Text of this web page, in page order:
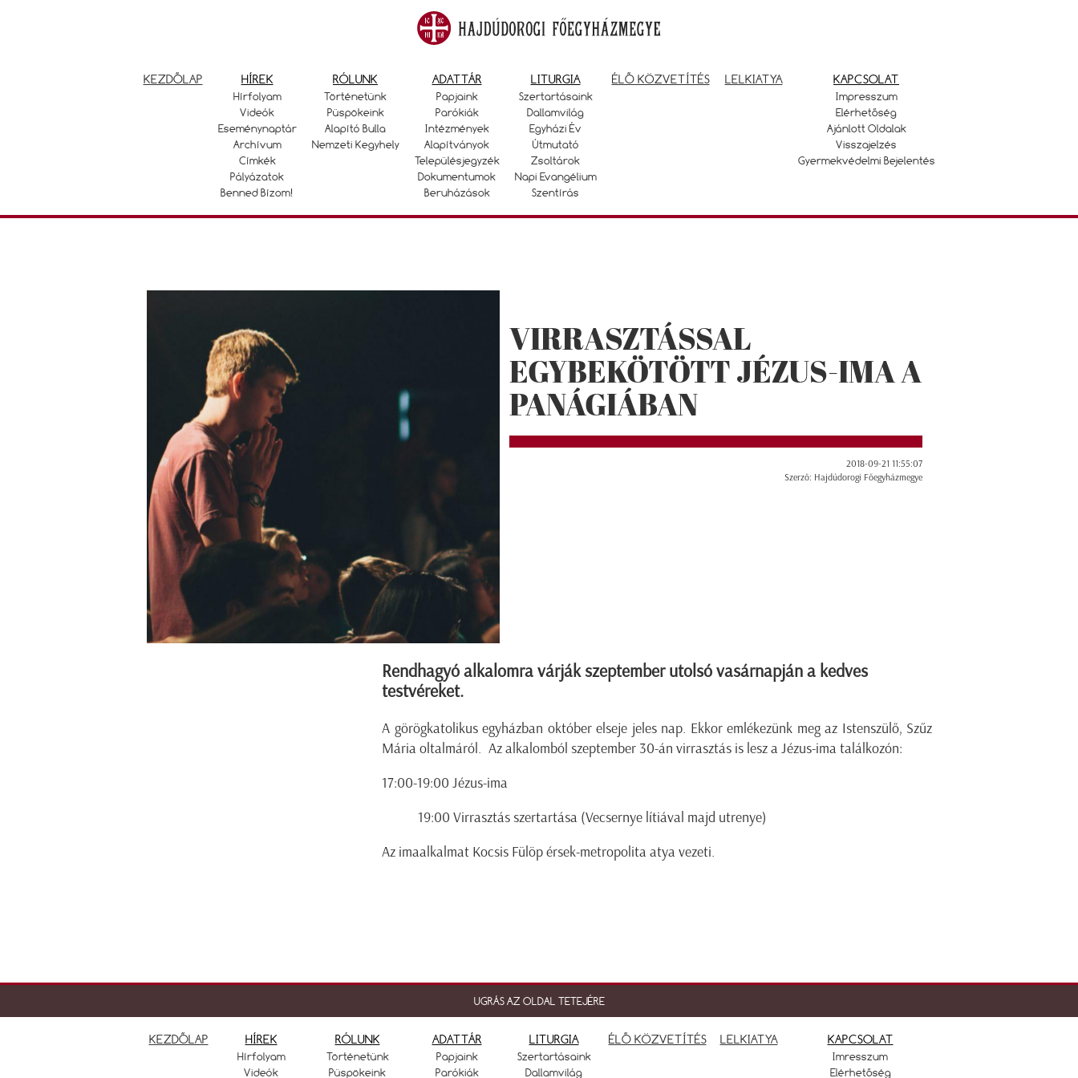
KEZDŐLAP HÍREK
Hírfolyam
Videók
Eseménynaptár
Archívum
Címkék
Pályázatok
Benned Bízom!
RÓLUNK
Történetünk
Püspökeink
Alapító Bulla
Nemzeti Kegyhely
ADATTÁR
Papjaink
Parókiák
Intézmények
Alapítványok
Településjegyzék
Dokumentumok
Beruházások
LITURGIA
Szertartásaink
Dallamvilág
Egyházi Év
Útmutató
Zsoltárok
Napi Evangélium
Szentírás
ÉLŐ KÖZVETÍTÉS LELKIATYA KAPCSOLAT
Impresszum
Elérhetőség
Ajánlott Oldalak
Visszajelzés
Gyermekvédelmi Bejelentés
VIRRASZTÁSSAL
EGYBEKÖTÖTT JÉZUS-IMA A
PANÁGIÁBAN
2018-09-21 11:55:07
Szerző: Hajdúdorogi Főegyházmegye
Rendhagyó alkalomra várják szeptember utolsó vasárnapján a kedves
testvéreket.
A görögkatolikus egyházban október elseje jeles nap. Ekkor emlékezünk meg az Istenszülő, Szűz
Mária oltalmáról. Az alkalomból szeptember 30-án virrasztás is lesz a Jézus-ima találkozón:
17:00-19:00 Jézus-ima
19:00 Virrasztás szertartása (Vecsernye lítiával majd utrenye)
Az imaalkalmat Kocsis Fülöp érsek-metropolita atya vezeti.
UGRÁS AZ OLDAL TETEJÉRE
KEZDŐLAP HÍREK
Hírfolyam
Videók
RÓLUNK
Történetünk
Püspökeink
ADATTÁR
Papjaink
Parókiák
LITURGIA
Szertartásaink
Dallamvilág
ÉLŐ KÖZVETÍTÉS LELKIATYA KAPCSOLAT
Imresszum
Elérhetőség